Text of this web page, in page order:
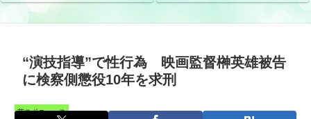
トざわつき イベントでの写
真が話題
“演技指導”で性行為 映画監督榊英雄被告
に検察側懲役10年を求刑
芸スポニュース